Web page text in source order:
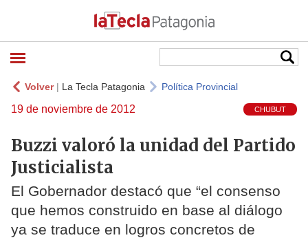
Volver| La Tecla Patagonia Política Provincial
19 de noviembre de 2012 CHUBUT
Buzzi valoró la unidad del Partido
Justicialista
El Gobernador destacó que “el consenso
que hemos construido en base al diálogo
ya se traduce en logros concretos de